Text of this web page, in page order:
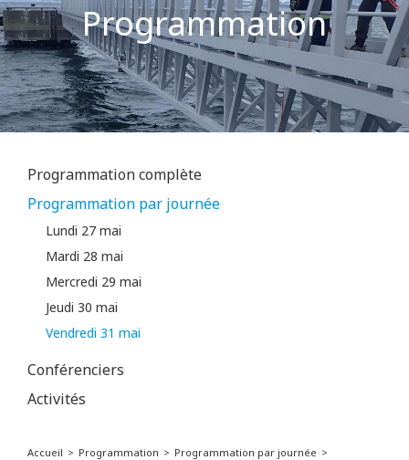
Programmation
Programmation complète
Programmation par journée
Lundi 27 mai
Mardi 28 mai
Mercredi 29 mai
Jeudi 30 mai
Vendredi 31 mai
Conférenciers
Activités
Accueil Programmation
Programmation par journée